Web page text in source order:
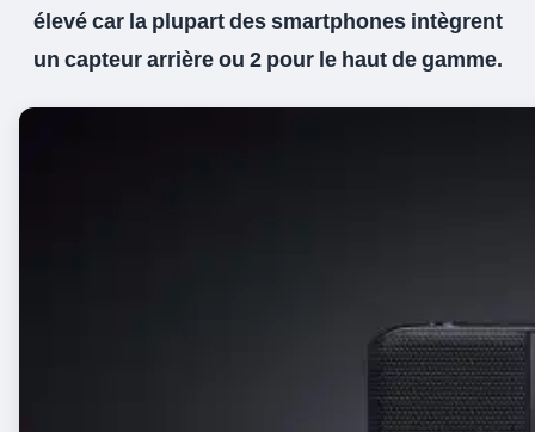
élevé car la plupart des smartphones intègrent
un capteur arrière ou 2 pour le haut de gamme.